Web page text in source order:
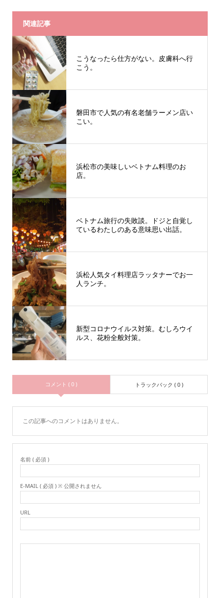
関連記事
こうなったら仕方がない。皮膚科へ行
こう。
磐田市で人気の有名老舗ラーメン店い
こい。
浜松市の美味しいベトナム料理のお
店。
ベトナム旅行の失敗談。ドジと自覚し
ているわたしのある意味思い出話。
浜松人気タイ料理店ラッタナーでお一
人ランチ。
新型コロナウイルス対策。むしろウイ
ルス、花粉全般対策。
コメント ( 0 ) トラックバック ( 0 )
この記事へのコメントはありません。
名前 ( 必須 )
E-MAIL ( 必須 ) ※ 公開されません
URL